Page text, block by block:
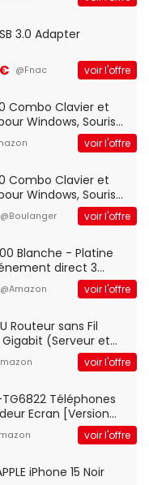
3.0 Adapter
@Fnac voir l'offre
Combo Clavier et
Windows, Souris
Connexion USB Plug
Taille voir l'offre
Combo Clavier et
Windows, Souris
Connexion USB Plug
Taille
@Boulanger voir l'offre
Blanche - Platine
direct 3
78 trs/min) avec
et port USB
@Amazon voir l'offre
Routeur sans Fil
(Serveur et
Vlan, Mode Point
contrôle Parental,
voir l'offre
Téléphones
Ecran [Version
voir l'offre
iPhone 15 Noir